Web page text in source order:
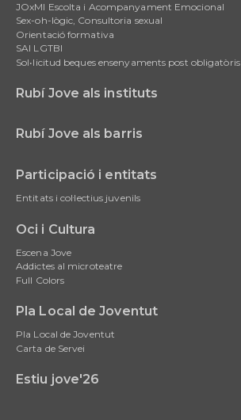
JOxMI Escolta i Acompanyament Emocional
Sex-oh-lògic, Consultoria sexual
Orientació formativa
SAI LGTBI
Sol•licitud beques ensenyaments post obligatòris
Rubí Jove als instituts
Rubí Jove als barris
Participació i entitats
Entitats i col·lectius juvenils
Oci i Cultura
Escena Jove
Addictes al microteatre
Full Colors
Pla Local de Joventut
Pla Local de Joventut
Carta de Servei
Estiu jove'26